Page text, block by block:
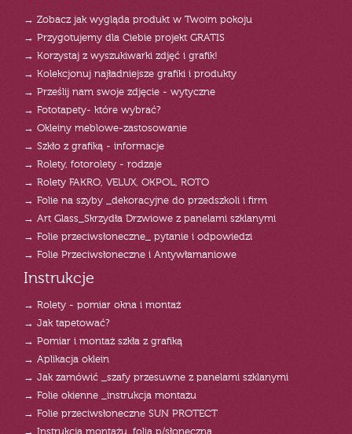
→ Zobacz jak wygląda produkt w Twoim pokoju
→ Przygotujemy dla Ciebie projekt GRATIS
→ Korzystaj z wyszukiwarki zdjęć i grafik!
→ Kolekcjonuj najładniejsze grafiki i produkty
→ Prześlij nam swoje zdjęcie - wytyczne
→ Fototapety- które wybrać?
→ Okleiny meblowe-zastosowanie
→ Szkło z grafiką - informacje
→ Rolety, fotorolety - rodzaje
→ Rolety FAKRO, VELUX, OKPOL, ROTO
→ Folie na szyby _dekoracyjne do przedszkoli i firm
→ Art Glass_Skrzydła Drzwiowe z panelami szklanymi
→ Folie przeciwsłoneczne_ pytanie i odpowiedzi
→ Folie Przeciwsłoneczne i Antywłamaniowe
Instrukcje
→ Rolety - pomiar okna i montaż
→ Jak tapetować?
→ Pomiar i montaż szkła z grafiką
→ Aplikacja oklein
→ Jak zamówić _szafy przesuwne z panelami szklanymi
→ Folie okienne _instrukcja montażu
→ Folie przeciwsłoneczne SUN PROTECT